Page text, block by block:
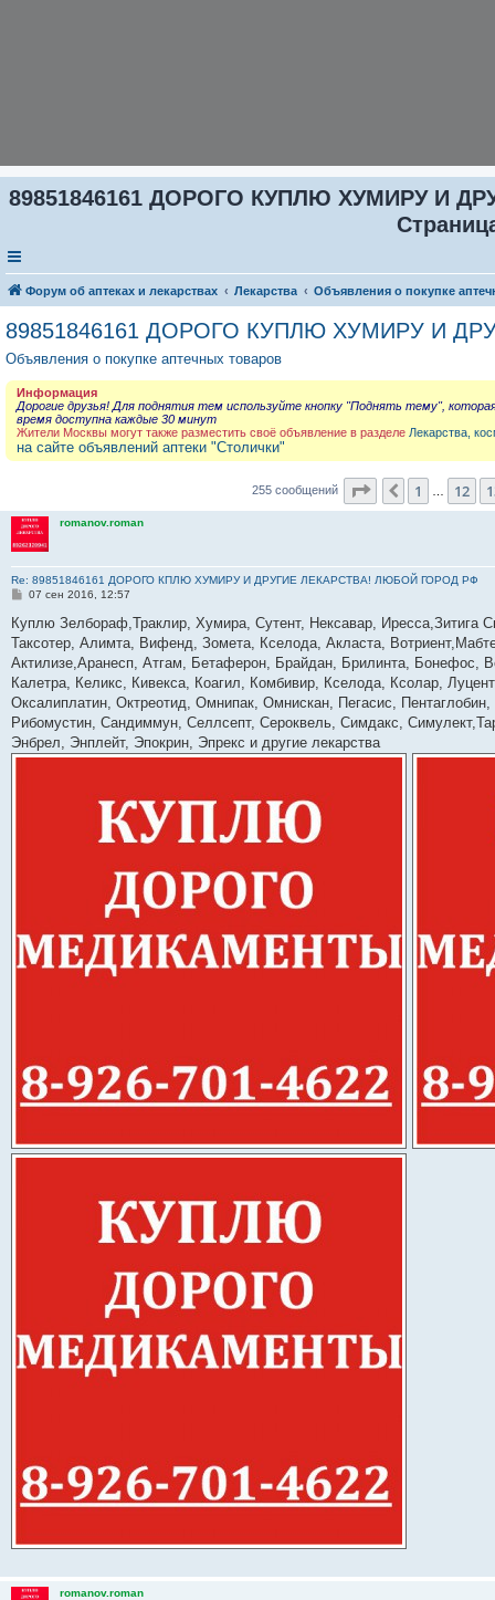
89851846161 ДОРОГО КУПЛЮ ХУМИРУ И
Форум об аптеках и лекарствах Лекарства Объявления о покупке
89851846161 ДОРОГО КУПЛЮ ХУМИРУ И
Объявления о покупке аптечных товаров
Информация
Дорогие друзья! Для поднятия тем используйте кнопку "Поднять тему",
время доступна каждые 30 минут
Жители Москвы могут также разместить своё объявление в разделе Лекарства,
на сайте объявлений аптеки "Столички"
255 сообщений Страница 14из
Пред.
1 12
romanov.roman
Re: 89851846161 ДОРОГО КПЛЮ ХУМИРУ И ДРУГИЕ ЛЕКАРСТВА! ЛЮБОЙ ГОРОД РФ
С
о
б
щ
е
и
е
07 сен 2016, 12:57
Куплю Зелбораф,Траклир, Хумира, Сутент, Нексавар, Иресса,Зитига
Таксотер, Алимта, Вифенд, Зомета, Кселода, Акласта,
Актилизе,Аранесп, Атгам, Бетаферон, Брайдан, Брилинта, Бонефос,
Калетра, Келикс, Кивекса, Коагил, Комбивир, Кселода, Ксолар,
Оксалиплатин, Октреотид, Омнипак, Омнискан, Пегасис,
Рибомустин, Сандиммун, Селлсепт, Сероквель, Симдакс,
Энбрел, Энплейт, Эпокрин, Эпрекс и другие лекарства
romanov.roman